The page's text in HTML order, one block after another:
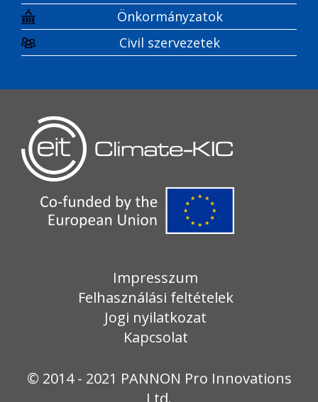
Önkormányzatok
Civil szervezetek
Impresszum
Felhasználási feltételek
Jogi nyilatkozat
Kapcsolat
© 2014 - 2021 PANNON Pro Innovations
Ltd.